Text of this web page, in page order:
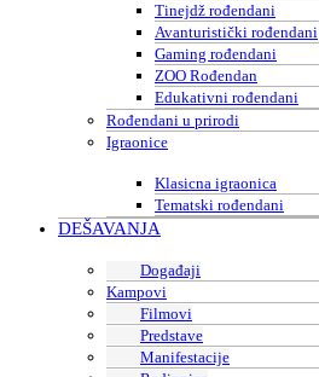
Tinejdž rođendani
Avanturistički rođendani
Gaming rođendani
ZOO Rođendan
Edukativni rođendani
Rođendani u prirodi
Igraonice
Klasicna igraonica
Tematski rođendani
DEŠAVANJA
Događaji
Kampovi
Filmovi
Predstave
Manifestacije